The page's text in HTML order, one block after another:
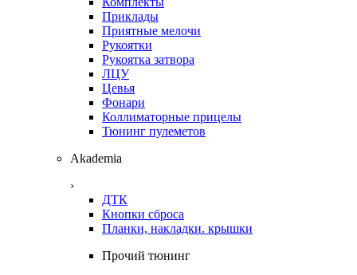
Приклады
Приятные мелочи
Рукоятки
Рукоятка затвора
ЛЦУ
Цевья
Фонари
Коллиматорные прицелы
Тюнинг пулеметов
Akademia
›
ДТК
Кнопки сброса
Планки, накладки. крышки
Прочий тюнинг